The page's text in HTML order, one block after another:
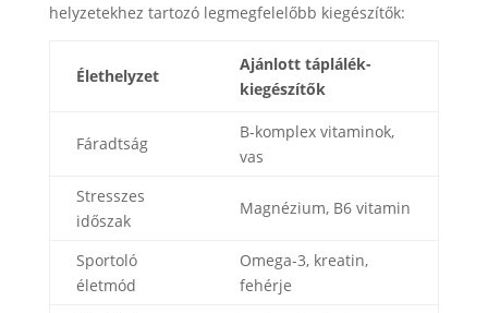
helyzetekhez tartozó legmegfelelőbb kiegészítők:
Élethelyzet
Ajánlott táplálék-
kiegészítők
Fáradtság
B-komplex vitaminok,
vas
Stresszes
időszak
Magnézium, B6 vitamin
Sportoló
életmód
Omega-3, kreatin,
fehérje